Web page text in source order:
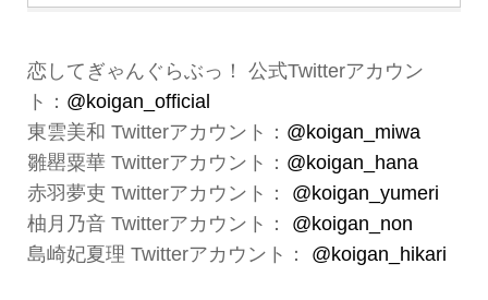
恋してぎゃんぐらぶっ！ 公式Twitterアカウン
ト： @koigan_official
東雲美和 Twitterアカウント： @koigan_miwa
雛罌粟華 Twitterアカウント： @koigan_hana
赤羽夢吏 Twitterアカウント： @koigan_yumeri
柚月乃音 Twitterアカウント： @koigan_non
島崎妃夏理 Twitterアカウント： @koigan_hikari